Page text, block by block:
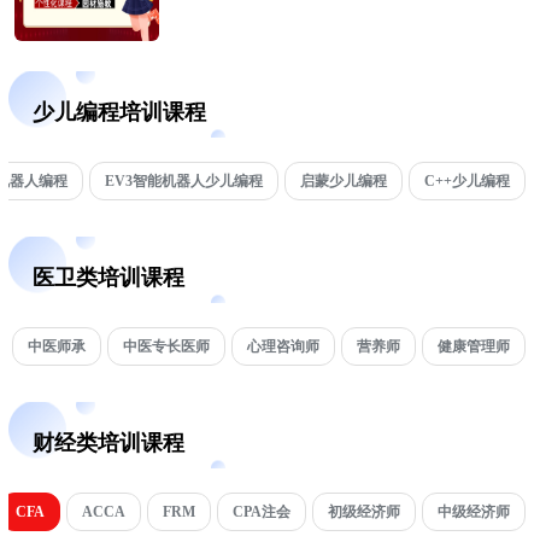
少儿编程培训课程
器人编程 EV3智能机器人少儿编程 启蒙少儿编程 C++少儿编程
医卫类培训课程
中医师承 中医专长医师 心理咨询师 营养师 健康管理师
财经类培训课程
CFA ACCA FRM CPA注会 初级经济师 中级经济师